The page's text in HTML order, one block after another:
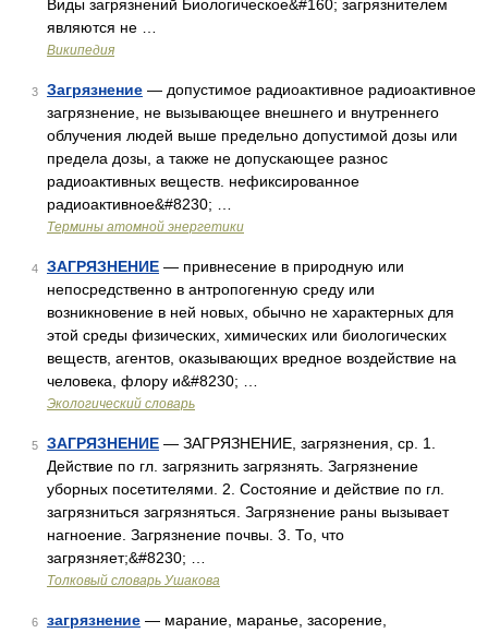
Виды загрязнений Биологическое&#160; загрязнителем
являются не …
Википедия
3 Загрязнение — допустимое радиоактивное радиоактивное
загрязнение, не вызывающее внешнего и внутреннего
облучения людей выше предельно допустимой дозы или
предела дозы, а также не допускающее разнос
радиоактивных веществ. нефиксированное
радиоактивное&#8230; …
Термины атомной энергетики
4 ЗАГРЯЗНЕНИЕ — привнесение в природную или
непосредственно в антропогенную среду или
возникновение в ней новых, обычно не характерных для
этой среды физических, химических или биологических
веществ, агентов, оказывающих вредное воздействие на
человека, флору и&#8230; …
Экологический словарь
5 ЗАГРЯЗНЕНИЕ — ЗАГРЯЗНЕНИЕ, загрязнения, ср. 1.
Действие по гл. загрязнить загрязнять. Загрязнение
уборных посетителями. 2. Состояние и действие по гл.
загрязниться загрязняться. Загрязнение раны вызывает
нагноение. Загрязнение почвы. 3. То, что
загрязняет;&#8230; …
Толковый словарь Ушакова
6 загрязнение — марание, маранье, засорение,